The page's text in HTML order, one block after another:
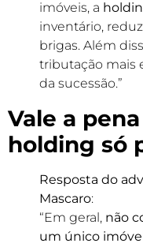
imóveis, a
inventário,
brigas. Além
tributação mais
da sucessão.”
Vale a
holding só
Resposta do
Mascaro:
“Em geral, não
um único